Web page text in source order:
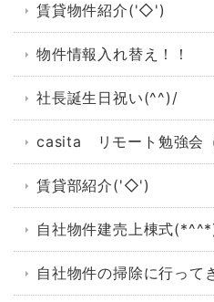
賃貸物件紹介('◇')ゞ
物件情報入れ替え！！
社長誕生日祝い(^^)/
casita リモート勉強会（
賃貸部紹介('◇')ゞ
自社物件建売上棟式
自社物件の掃除に行って